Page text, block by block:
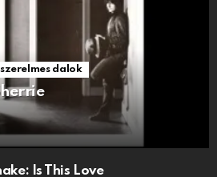
dalok
Is This Love